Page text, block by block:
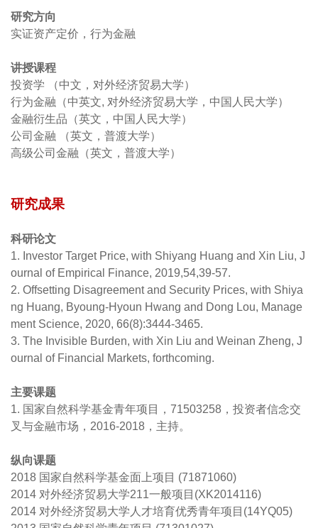
研究方向
实证资产定价，行为金融
讲授课程
投资学
（中文，对外经济贸易大学）
行为金融（中英文, 对外经济贸易大学，中国人民大学）
金融衍生品（英文，中国人民大学）
公司金融
（英文，普渡大学）
高级公司金融（英文，普渡大学）
研究成果
科研论文
1. Investor Target Price, with Shiyang Huang and Xin Liu, J
ournal of Empirical Finance, 2019,54,39-57.
2. Offsetting Disagreement and Security Prices, with Shiya
ng Huang, Byoung-Hyoun Hwang and Dong Lou, Manage
ment Science, 2020, 66(8):3444-3465.
3. The Invisible Burden, with Xin Liu and Weinan Zheng, J
ournal of Financial Markets, forthcoming.
主要课题
1. 国家自然科学基金青年项目，71503258，投资者信念交
叉与金融市场，2016-2018，主持。
纵向课题
2018 国家自然科学基金面上项目 (71871060)
2014 对外经济贸易大学211一般项目(XK2014116)
2014 对外经济贸易大学人才培育优秀青年项目(14YQ05)